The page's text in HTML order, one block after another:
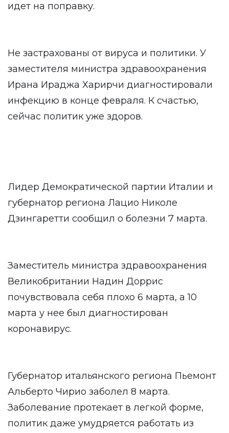
идет на поправку.
Не застрахованы от вируса и политики. У
заместителя министра здравоохранения
Ирана Ираджа Харирчи диагностировали
инфекцию в конце февраля. К счастью,
сейчас политик уже здоров.
Лидер Демократической партии Италии и
губернатор региона Лацио Николе
Дзингаретти сообщил о болезни 7 марта.
Заместитель министра здравоохранения
Великобритании Надин Доррис
почувствовала себя плохо 6 марта, а 10
марта у нее был диагностирован
коронавирус.
Губернатор итальянского региона Пьемонт
Альберто Чирио заболел 8 марта.
Заболевание протекает в легкой форме,
политик даже умудряется работать из